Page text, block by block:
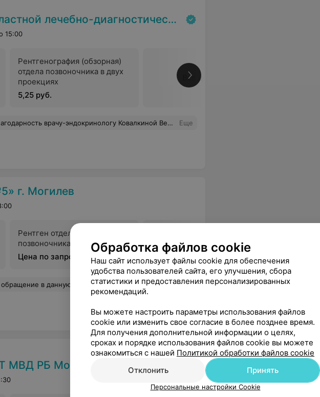
лечебно-диагностический центр
15:00
Рентгенография (обзорная)
отдела позвоночника в двух
проекциях
5,25 руб.
Все цены
а человека, которому действительно не безразличны его пациенты и их здоровье. На каждом приеме ощущалась забота, внимание к деталям и настоящее стремление помочь, а не просто провести приём для галочки. Такое отношение вызывает большое доверие и уверенность в результате. Спасибо большое за Ваш труд, профессионализм и человечность. Еще
г. Могилев
Рентген отдела
позвоночника в 2 проекциях
Цена по запросу
позвоночника
Цена по запросу
в регистратуру в день прихода с направлением, ответ был такой же - в порядке очереди! А, оказывается, нужно приходить в специально отведенные дни к определенному времени. Но мы этого не знали, и регистратор, судя по всему тоже. Отсидев очередь, ребенок столкнулся недовольством, грубостью, хамством, агрессией и повышенным тоном мед работника рентгенкабинета. Можно было спокойно объяснить, мой ребенок вполне адекватный и понимающий. Не советую обращаться в данное учреждение Еще
МВД РБ Могилева
Обработка файлов cookie
Наш сайт использует файлы cookie для обеспечения
удобства пользователей сайта, его улучшения, сбора
статистики и предоставления персонализированных
рекомендаций.
Вы можете настроить параметры использования файлов
cookie или изменить свое согласие в более позднее время.
Для получения дополнительной информации о целях,
сроках и порядке использования файлов cookie вы можете
ознакомиться с нашей Политикой обработки файлов cookie
Отклонить
Принять
Персональные настройки Cookie